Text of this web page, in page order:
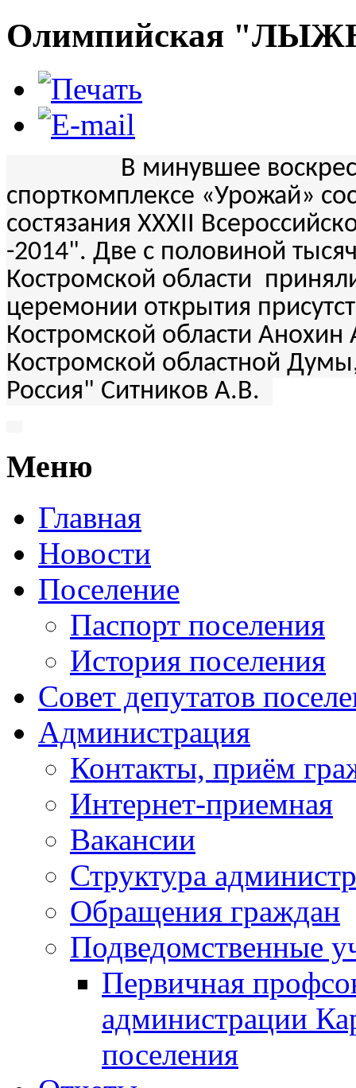
Олимпийская
В минувшее
спорткомплексе «Урожай»
состязания XXXII
-2014". Две с половиной
Костромской области
церемонии открытия
Костромской области Анохин
Костромской областной
Россия" Ситников А.В.
Меню
Главная
Новости
Поселение
Паспорт поселения
История поселения
Совет депутатов
Администрация
Контакты, приём
Интернет-приемная
Вакансии
Структура
Обращения граждан
Подведомственные
Первичная
администрации
поселения